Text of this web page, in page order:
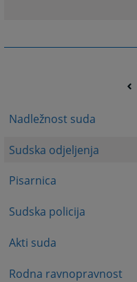
Nadležnost suda
Sudska odjeljenja
Pisarnica
Sudska policija
Akti suda
Rodna ravnopravnost